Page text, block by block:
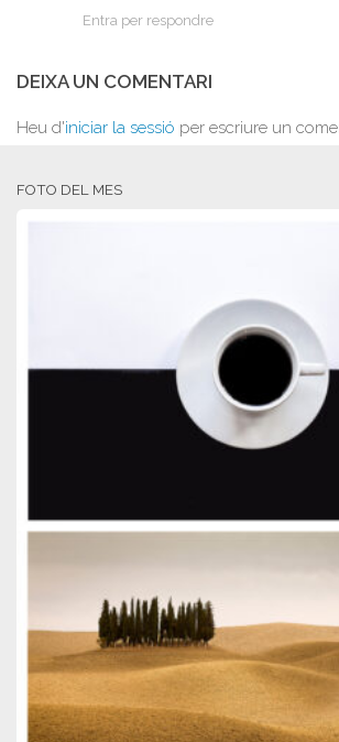
Entra per respondre
DEIXA UN COMENTARI
Heu d'iniciar la sessió per escriure un
FOTO DEL MES